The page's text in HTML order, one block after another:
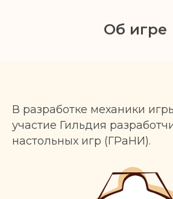
Об игре
В разработке механики
участие Гильдия
настольных игр (ГРаНИ).